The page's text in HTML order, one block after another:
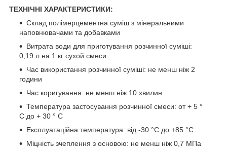
ТЕХНІЧНІ ХАРАКТЕРИСТИКИ:
Склад полімерцементна суміш з мінеральними
наповнювачами та добавками
Витрата води для приготування розчинної суміші:
0,19 л на 1 кг сухой смеси
Час використання розчинної суміші: не менш ніж 2
години
Час коригування: не менш ніж 10 хвилин
Температура застосування розчинної смеси: от + 5 °
С до + 30 ° С
Експлуатаційна температура: від -30 °C до +85 °C
Міцність зчеплення з основою: не менш ніж 0,7 МПа